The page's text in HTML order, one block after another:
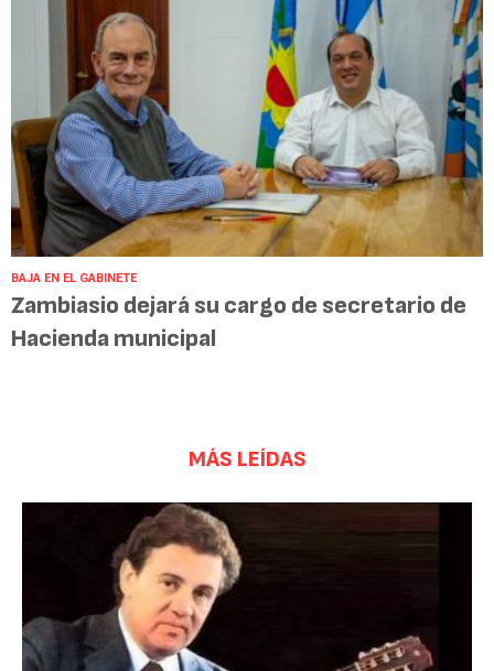
BAJA EN EL GABINETE
Zambiasio dejará su cargo de secretario de
Hacienda municipal
MÁS LEÍDAS